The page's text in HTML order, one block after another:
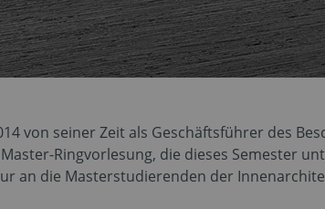
von seiner Zeit als Geschäftsführer des
Ringvorlesung, die dieses Semester
an die Masterstudierenden der